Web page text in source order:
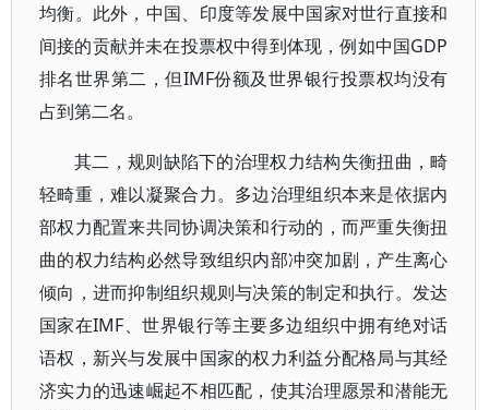
均衡。此外，中国、印度等发展中国家对世行直接和
间接的贡献并未在投票权中得到体现，例如中国GDP
排名世界第二，但IMF份额及世界银行投票权均没有
占到第二名。
其二，规则缺陷下的治理权力结构失衡扭曲，畸
轻畸重，难以凝聚合力。多边治理组织本来是依据内
部权力配置来共同协调决策和行动的，而严重失衡扭
曲的权力结构必然导致组织内部冲突加剧，产生离心
倾向，进而抑制组织规则与决策的制定和执行。发达
国家在IMF、世界银行等主要多边组织中拥有绝对话
语权，新兴与发展中国家的权力利益分配格局与其经
济实力的迅速崛起不相匹配，使其治理愿景和潜能无